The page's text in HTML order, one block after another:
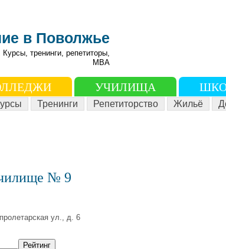
в Поволжье
тренинги, репетиторы,
МВА
УЧИЛИЩА
Тренинги Репетиторство Жильё
№ 9
ул., д. 6